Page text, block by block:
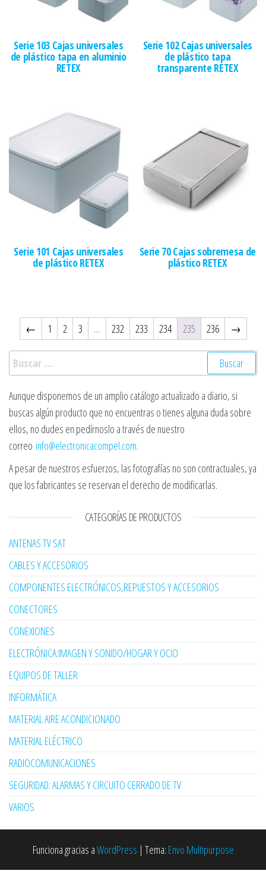
Serie 103 Cajas universales
de plástico tapa en aluminio
RETEX
Serie 102 Cajas universales
de plástico tapa
transparente RETEX
Serie 101 Cajas universales
de plástico RETEX
Serie 70 Cajas sobremesa de
plástico RETEX
← 1 2 3 … 232 233 234 235 236 →
Buscar:
Aunque disponemos de un amplio catálogo actualizado a diario, si
buscas algún producto que no encuentras o tienes alguna duda sobre
ellos, no dudes en pedírnoslo a través de nuestro
correo info@electronicacompel.com.
A pesar de nuestros esfuerzos, las fotografías no son contractuales, ya
que los fabricantes se reservan el derecho de modificarlas.
CATEGORÍAS DE PRODUCTOS
ANTENAS TV SAT
CABLES Y ACCESORIOS
COMPONENTES ELECTRÓNICOS,REPUESTOS Y ACCESORIOS
CONECTORES
CONEXIONES
ELECTRÓNICA:IMAGEN Y SONIDO/HOGAR Y OCIO
EQUIPOS DE TALLER
INFORMÁTICA
MATERIAL AIRE ACONDICIONADO
MATERIAL ELÉCTRICO
RADIOCOMUNICACIONES
SEGURIDAD: ALARMAS Y CIRCUITO CERRADO DE TV
VARIOS
Funciona gracias aWordPress | Tema: Envo Multipurpose